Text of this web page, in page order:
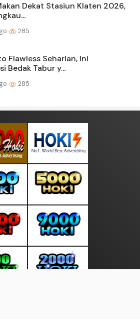
Dekat Stasiun Klaten 2026,
285
Flawless Seharian, Ini
Bedak Tabur y...
285